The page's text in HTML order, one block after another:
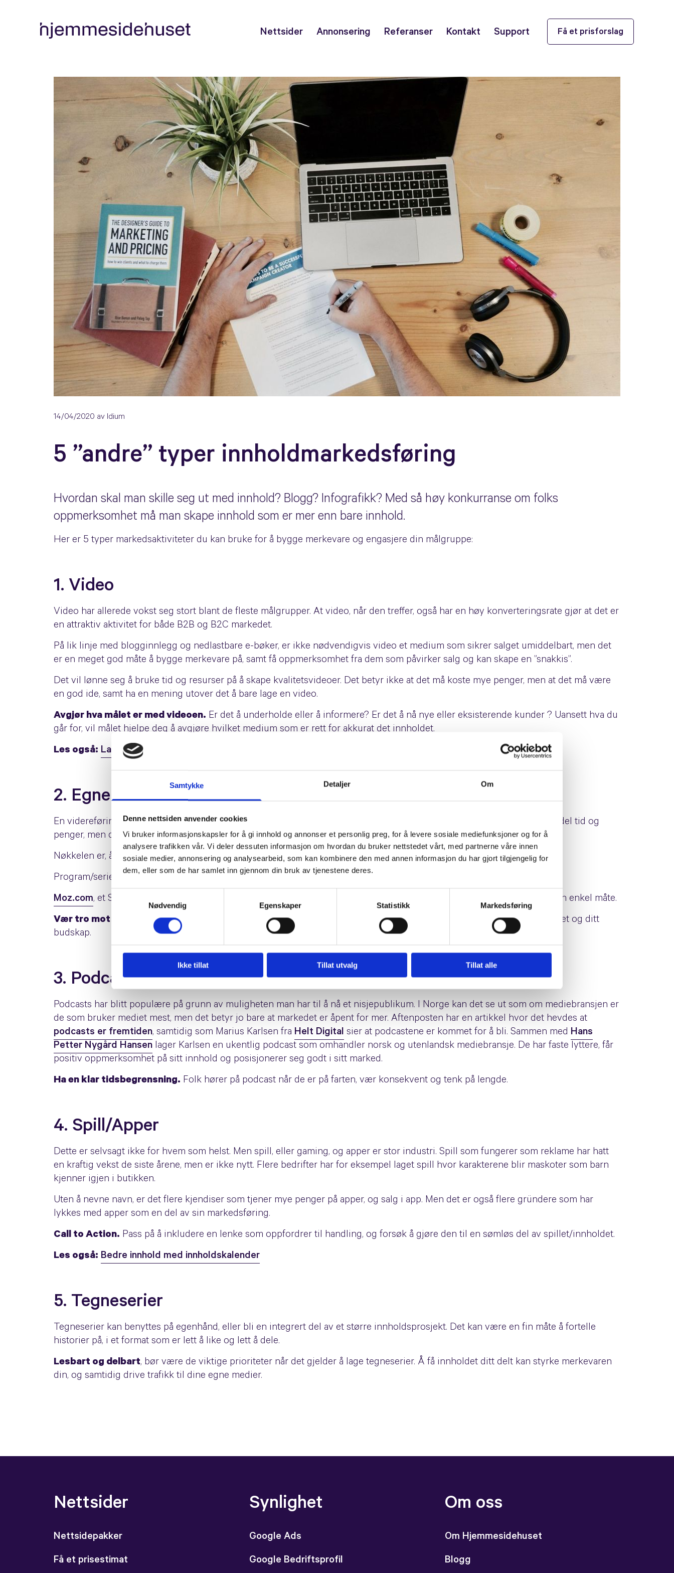
Samtykke Detaljer Om
Denne nettsiden anvender cookies
Vi bruker informasjonskapsler for å gi innhold og annonser et personlig preg, for å levere sosiale mediefunksjoner og for å
analysere trafikken vår. Vi deler dessuten informasjon om hvordan du bruker nettstedet vårt, med partnerne våre innen
sosiale medier, annonsering og analysearbeid, som kan kombinere den med annen informasjon du har gjort tilgjengelig for
dem, eller som de har samlet inn gjennom din bruk av tjenestene deres.
Samtykkevalg
Nødvendig
Egenskaper Statistikk Markedsføring
Ikke tillat Tillat utvalg Tillat alle
Få et prisforslag
Nettsider Annonsering Referanser Kontakt Support
14/04/2020 av Idium
5 ”andre” typer innholdmarkedsføring
Hvordan skal man skille seg ut med innhold? Blogg? Infografikk? Med så høy konkurranse om folks
oppmerksomhet må man skape innhold som er mer enn bare innhold.
Her er 5 typer markedsaktiviteter du kan bruke for å bygge merkevare og engasjere din målgruppe:
1. Video
Video har allerede vokst seg stort blant de fleste målgrupper. At video, når den treffer, også har en høy konverteringsrate gjør at det er
en attraktiv aktivitet for både B2B og B2C markedet.
På lik linje med blogginnlegg og nedlastbare e-bøker, er ikke nødvendigvis video et medium som sikrer salget umiddelbart, men det
er en meget god måte å bygge merkevare på, samt få oppmerksomhet fra dem som påvirker salg og kan skape en ”snakkis”.
Det vil lønne seg å bruke tid og resurser på å skape kvalitetsvideoer. Det betyr ikke at det må koste mye penger, men at det må være
en god ide, samt ha en mening utover det å bare lage en video.
Avgjør hva målet er med videoen. Er det å underholde eller å informere? Er det å nå nye eller eksisterende kunder ? Uansett hva du
går for, vil målet hjelpe deg å avgjøre hvilket medium som er rett for akkurat det innholdet.
Les også: Lag en plan for innholdsmarkedsføring
2. Egne program eller serier
En videreføring av video kan være å lage egne program eller serier, til for eksempel YouTube. Dette koster muligens en del tid og
penger, men det kan lønne seg.
Nøkkelen er, åpenbart, å skape noe som din målgruppe vil se på som verdifullt og underholdene.
Program/serier er merkevarebyggende og samtidig med på å posisjonere deg i ditt marked.
Moz.com, et SEO-konsulentfirma, har en serie de kaller
hvor de tar for seg digital markedsføring på en enkel måte.
Vær tro mot merkevaren/bedriften din.
Sørg for å velge en sjanger som passer til det du tilbyr, bedriftens personlighet og ditt
budskap.
3. Podcasts
Podcasts har blitt populære på grunn av muligheten man har til å nå et nisjepublikum. I Norge kan det se ut som om mediebransjen er
de som bruker mediet mest, men det betyr jo bare at markedet er åpent for mer. Aftenposten har en artikkel hvor det hevdes at
podcasts er fremtiden, samtidig som Marius Karlsen fra Helt Digital sier at podcastene er kommet for å bli. Sammen med Hans
Petter Nygård Hansen lager Karlsen en ukentlig podcast som omhandler norsk og utenlandsk mediebransje. De har faste lyttere, får
positiv oppmerksomhet på sitt innhold og posisjonerer seg godt i sitt marked.
Ha en klar tidsbegrensning. Folk hører på podcast når de er på farten, vær konsekvent og tenk på lengde.
4. Spill/Apper
Dette er selvsagt ikke for hvem som helst. Men spill, eller gaming, og apper er stor industri. Spill som fungerer som reklame har hatt
en kraftig vekst de siste årene, men er ikke nytt. Flere bedrifter har for eksempel laget spill hvor karakterene blir maskoter som barn
kjenner igjen i butikken.
Uten å nevne navn, er det flere kjendiser som tjener mye penger på apper, og salg i app. Men det er også flere gründere som har
lykkes med apper som en del av sin markedsføring.
Call to Action. Pass på å inkludere en lenke som oppfordrer til handling, og forsøk å gjøre den til en sømløs del av spillet/innholdet.
Les også: Bedre innhold med innholdskalender
5. Tegneserier
Tegneserier kan benyttes på egenhånd, eller bli en integrert del av et større innholdsprosjekt. Det kan være en fin måte å fortelle
historier på, i et format som er lett å like og lett å dele.
Lesbart og delbart, bør være de viktige prioriteter når det gjelder å lage tegneserier. Å få innholdet ditt delt kan styrke merkevaren
din, og samtidig drive trafikk til dine egne medier.
Nettsider
Nettsidepakker
Få et prisestimat
Synlighet
Google Ads
Google Bedriftsprofil
Om oss
Om Hjemmesidehuset
Blogg